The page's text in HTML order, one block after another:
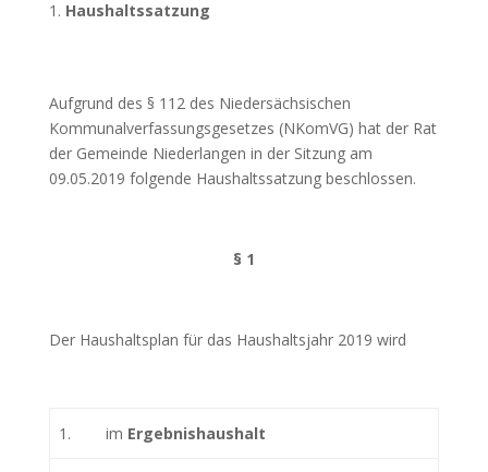
Haushaltssatzung
Aufgrund des § 112 des Niedersächsischen
Kommunalverfassungsgesetzes (NKomVG) hat der Rat
der Gemeinde Niederlangen in der Sitzung am
09.05.2019 folgende Haushaltssatzung beschlossen.
§ 1
Der Haushaltsplan für das Haushaltsjahr 2019 wird
1. im Ergebnishaushalt